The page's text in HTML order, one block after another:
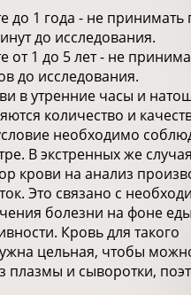
до 1 года - не
до исследования.
от 1 до 5 лет - не
до исследования.
в утренние часы и
количество и
необходимо
В экстренных же
крови на анализ
Это связано с
болезни на фоне
Кровь для такого
цельная, чтобы
плазмы и сыворотки,